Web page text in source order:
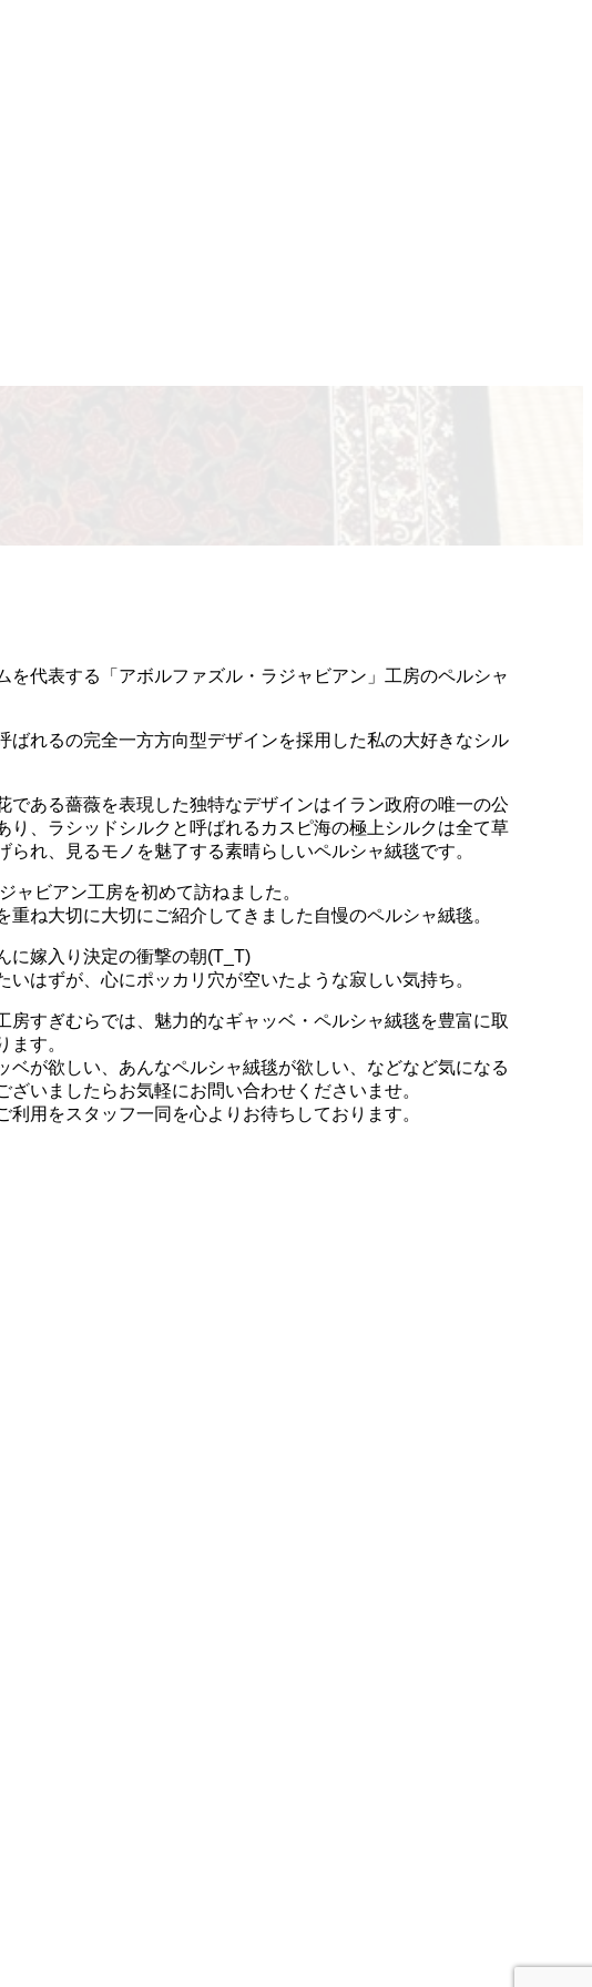
を代表する「アボルファズル・ラジャビアン」工房のペルシャ
ばれるの完全一方方向型デザインを採用した私の大好きなシル
である薔薇を表現した独特なデザインはイラン政府の唯一の公
り、ラシッドシルクと呼ばれるカスピ海の極上シルクは全て草
られ、見るモノを魅了する素晴らしいペルシャ絨毯です。
ャビアン工房を初めて訪ねました。
重ね大切に大切にご紹介してきました自慢のペルシャ絨毯。
に嫁入り決定の衝撃の朝(T_T)
いはずが、心にポッカリ穴が空いたような寂しい気持ち。
房すぎむらでは、魅力的なギャッベ・ペルシャ絨毯を豊富に取
ます。
ベが欲しい、あんなペルシャ絨毯が欲しい、などなど気になる
ざいましたらお気軽にお問い合わせくださいませ。
利用をスタッフ一同を心よりお待ちしております。